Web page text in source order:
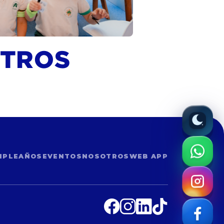
EVENTOS NOSOTROS WEB APP